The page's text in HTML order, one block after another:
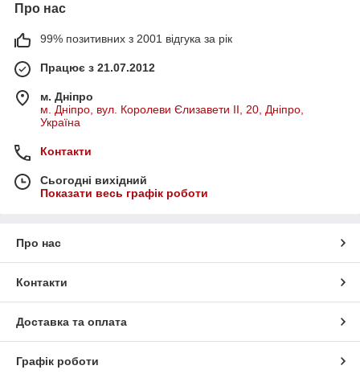
Про нас
99% позитивних з 2001 відгука за рік
Працює з 21.07.2012
м. Дніпро
м. Дніпро, вул. Королеви Єлизавети ІІ, 20, Дніпро,
Україна
Контакти
Сьогодні вихідний
Показати весь графік роботи
Про нас
Контакти
Доставка та оплата
Графік роботи